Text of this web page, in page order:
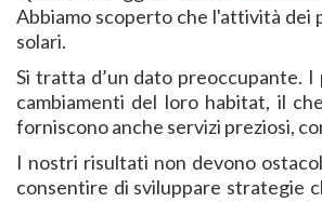
Abbiamo scoperto che l'attività dei
solari.
Si tratta d’un dato preoccupante.
cambiamenti del loro habitat, il
forniscono anche servizi preziosi,
I nostri risultati non devono
consentire di sviluppare strategie